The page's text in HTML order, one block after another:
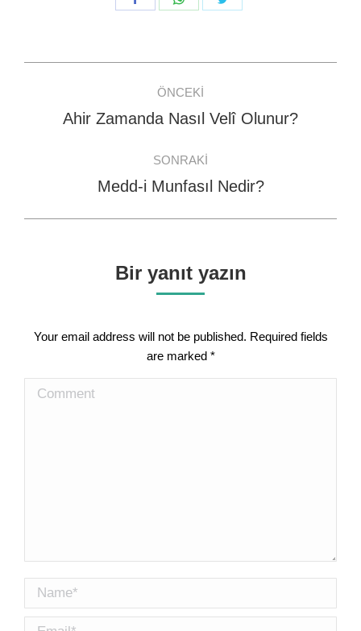
navigation
ÖNCEKI
Previous
Ahir Zamanda Nasıl Velî Olunur?
SONRAKI
Next
Medd-i Munfasıl Nedir?
Bir yanıt yazın
Your email address will not be published. Required fields
are marked *
Comment
Name *
Email *